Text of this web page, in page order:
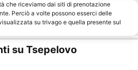
che riceviamo dai siti di prenotazione
Perciò a volte possono esserci delle
su trivago e quella presente sul
su Tsepelovo